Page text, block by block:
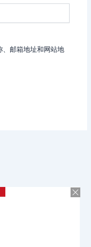
、邮箱地址和网站地